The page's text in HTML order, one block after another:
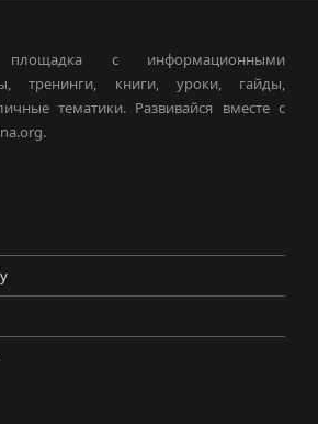
площадка с информационными
тренинги, книги, уроки, гайды,
тематики. Развивайся вместе с